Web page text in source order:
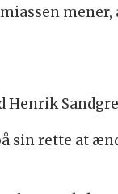
Henrik
sin rette at